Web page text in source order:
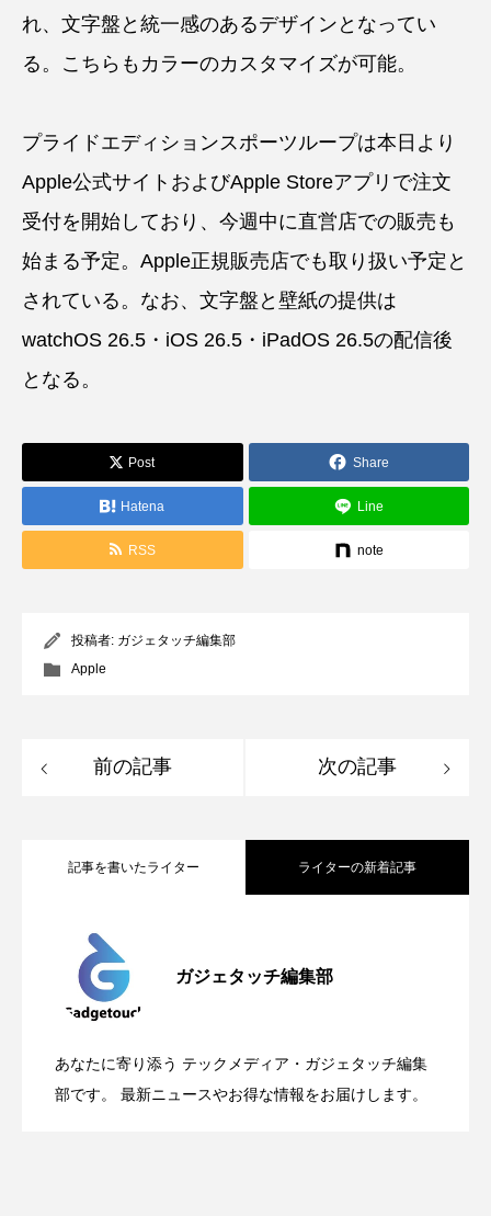
れ、文字盤と統一感のあるデザインとなってい
る。こちらもカラーのカスタマイズが可能。
プライドエディションスポーツループは本日より
Apple公式サイトおよびApple Storeアプリで注文
受付を開始しており、今週中に直営店での販売も
始まる予定。Apple正規販売店でも取り扱い予定と
されている。なお、文字盤と壁紙の提供は
watchOS 26.5・iOS 26.5・iPadOS 26.5の配信後
となる。
Post Share
Hatena Line
RSS note
投稿者: ガジェタッチ編集部
Apple
前の記事 次の記事
記事を書いたライター ライターの新着記事
ガジェタッチ編集部
あなたに寄り添う テックメディア・ガジェタッチ編集
部です。 最新ニュースやお得な情報をお届けします。
2026.05.04
登場
2026.04.24
Directに動いた理由、担当者も答えられな
2026.04.23 OpenMic Insight：AFEELA開発中止で見